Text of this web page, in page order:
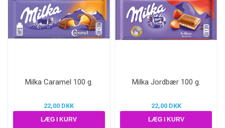
Milka Caramel 100 g.
22,00 DKK
Milka Jordbær 100 g.
22,00 DKK